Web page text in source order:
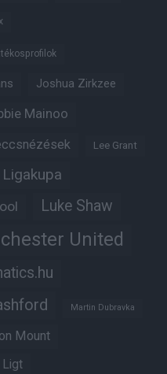
Joshua Zirkzee
Mainoo
Lee Grant
Ligakupa
Luke Shaw
United
Martin Dubravka
Mount
Ligt